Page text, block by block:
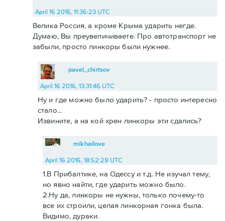
April 16 2016, 11:36:23 UTC
Велика Россия, а кроме Крыма ударить негде.
Думаю, Вы преувеличиваете. Про автотранспорт не
забыли, просто линкоры были нужнее.
pavel_chirtsov
April 16 2016, 13:31:46 UTC
Ну и где можно было ударить? - просто интересно
стало...
Извините, а на кой хрен линкоры эти сдались?
mikhailove
April 16 2016, 18:52:29 UTC
1.В Прибалтике, на Одессу и т.д. Не изучал тему,
но явно найти, где ударить можно было.
2.Ну да, линкоры не нужны, только почему-то
все их строили, целая линкорная гонка была.
Видимо, дураки.